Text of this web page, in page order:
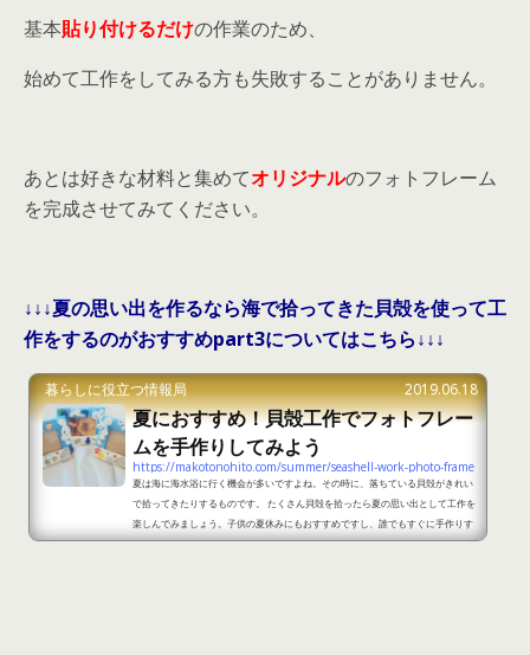
基本貼り付けるだけの作業のため、
始めて工作をしてみる方も失敗することがありません。
あとは好きな材料と集めてオリジナルのフォトフレーム
を完成させてみてください。
↓↓↓夏の思い出を作るなら海で拾ってきた貝殻を使って工
作をするのがおすすめpart3についてはこちら↓↓↓
暮らしに役立つ情報局 2019.06.18
夏におすすめ！貝殻工作でフォトフレー
ムを手作りしてみよう
https://makotonohito.com/summer/seashell-work-photo-frame
夏は海に海水浴に行く機会が多いですよね。その時に、落ちている貝殻がきれい
で拾ってきたりするものです。 たくさん貝殻を拾ったら夏の思い出として工作を
楽しんでみましょう。子供の夏休みにもおすすめですし、誰でもすぐに手作りす
ることができます。 そこで、貝殻を使って簡単に手作りできるフォトフレームを